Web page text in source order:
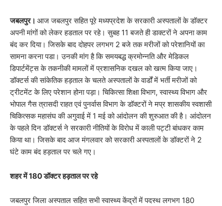
जबलपुर। आज जबलपुर सहित पूरे मध्यप्रदेश के सरकारी अस्पतालों के डॉक्टर
अपनी मांगों को लेकर हडताल पर रहे। सुबह 11 बजते ही डाक्टरों ने अपना काम
बंद कर दिया। जिसके बाद दोहपर लगभग 2 बजे तक मरीजों को परेशानियों का
सामना करना पडा। उनकी मांग है कि समयबद्ध क्रमोन्नति और मेडिकल
डिपार्टमेंट्स के तकनीकी मामलों में प्रशासनिक दखल को खत्म किया जाए।
डॉक्टर्स की सांकेतिक हड़ताल के चलते अस्पतालों के वार्डों में भर्ती मरीजों को
ट्रीटमेंट के लिए परेशान होना पड़ा। चिकित्सा शिक्षा विभाग, स्वास्थ्य विभाग और
भोपाल गैस त्रासदी राहत एवं पुनर्वास विभाग के डॉक्टरों ने मप्र शासकीय स्वशासी
चिकित्सक महासंघ की अगुवाई में 1 मई को आंदोलन की शुरुआत की है। आंदोलन
के पहले दिन डॉक्टर्स ने सरकारी नीतियों के विरोध में काली पट्टी बांधकर काम
किया था। जिसके बाद आज मंगलवार को सरकारी अस्पतालों के डॉक्टरों ने 2
घंटे काम बंद हड़ताल पर चले गए।
शहर में 180 डॉक्टर हड़ताल पर रहे
जबलपुर जिला अस्पताल सहित सभी स्वास्थ्य केंद्रों में पदस्थ लगभग 180